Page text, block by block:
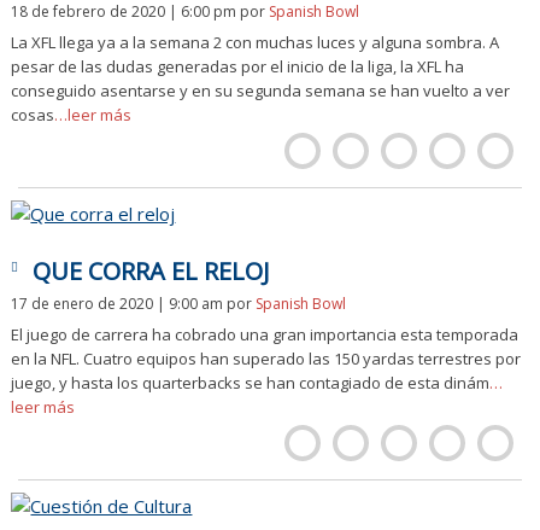
18 de febrero de 2020 | 6:00 pm por Spanish Bowl
La XFL llega ya a la semana 2 con muchas luces y alguna sombra. A
pesar de las dudas generadas por el inicio de la liga, la XFL ha
conseguido asentarse y en su segunda semana se han vuelto a ver
cosas…leer más
QUE CORRA EL RELOJ
17 de enero de 2020 | 9:00 am por Spanish Bowl
El juego de carrera ha cobrado una gran importancia esta temporada
en la NFL. Cuatro equipos han superado las 150 yardas terrestres por
juego, y hasta los quarterbacks se han contagiado de esta dinám…
leer más